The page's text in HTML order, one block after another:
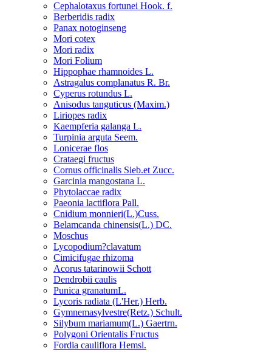
Cephalotaxus fortunei Hook. f.
Berberidis radix
Panax notoginseng
Mori cotex
Mori radix
Mori Folium
Hippophae rhamnoides L.
Astragalus complanatus R. Br.
Cyperus rotundus L.
Anisodus tanguticus (Maxim.)
Liriopes radix
Kaempferia galanga L.
Turpinia arguta Seem.
Lonicerae flos
Crataegi fructus
Cornus officinalis Sieb.et Zucc.
Garcinia mangostana L.
Phytolaccae radix
Paeonia lactiflora Pall.
Cnidium monnieri(L.)Cuss.
Belamcanda chinensis(L.) DC.
Moschus
Lycopodium?clavatum
Cimicifugae rhizoma
Acorus tatarinowii Schott
Dendrobii caulis
Punica granatumL.
Lycoris radiata (L'Her.) Herb.
Gymnemasylvestre(Retz.) Schult.
Silybum mariamum(L.) Gaertrn.
Polygoni Orientalis Fructus
Fordia cauliflora Hemsl.